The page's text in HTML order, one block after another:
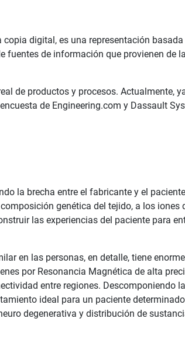
digital, es una representación
de información que provienen de
de productos y procesos. Actualmente,
de Engineering.com y Dassault
la brecha entre el fabricante y el
genética del tejido, a los iones
las experiencias del paciente para
en las personas, en detalle, tiene
por Resonancia Magnética de alta
entre regiones. Descomponiendo
ideal para un paciente
degenerativa y distribución de